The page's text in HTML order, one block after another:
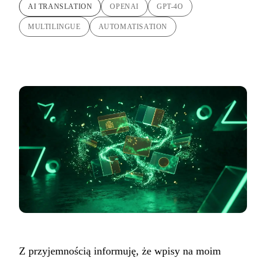
AI TRANSLATION OPENAI GPT-4O
MULTILINGUE AUTOMATISATION
Z przyjemnością informuję, że wpisy na moim